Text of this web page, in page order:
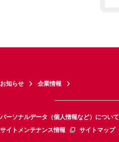
お知らせ 企業情報
パーソナルデータ（個人情報など）について
サイトメンテナンス情報
サイトマップ